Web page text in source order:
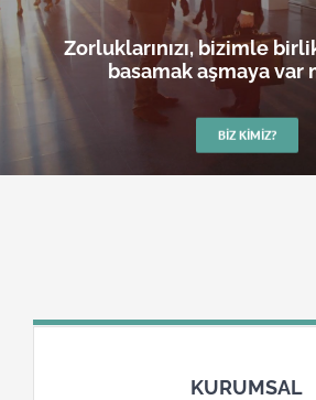
Zorluklarınızı, bizimle
basamak aşmaya var
BIZ KIMIZ?
KURUMSAL